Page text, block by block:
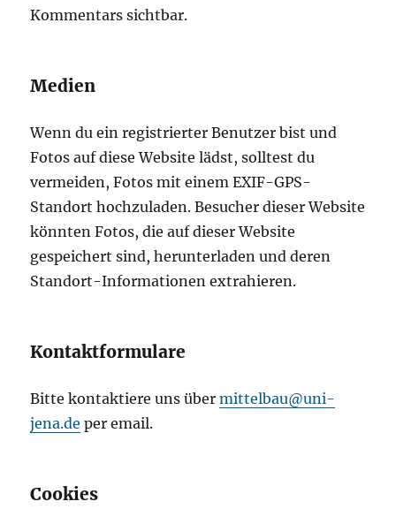
Kommentars sichtbar.
Medien
Wenn du ein registrierter Benutzer bist und
Fotos auf diese Website lädst, solltest du
vermeiden, Fotos mit einem EXIF-GPS-
Standort hochzuladen. Besucher dieser Website
könnten Fotos, die auf dieser Website
gespeichert sind, herunterladen und deren
Standort-Informationen extrahieren.
Kontaktformulare
Bitte kontaktiere uns übermittelbau@uni-
jena.de per email.
Cookies